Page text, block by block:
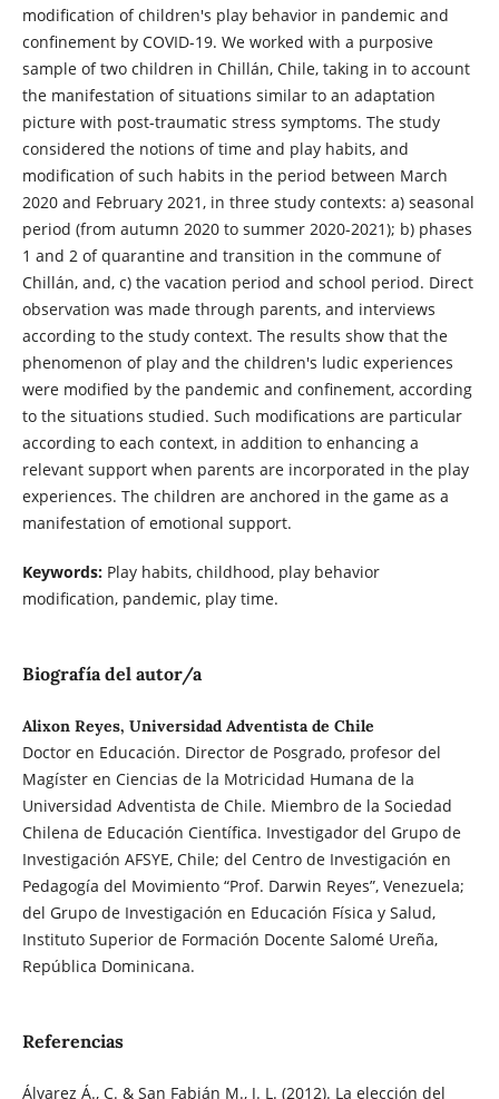
modification of children's play behavior in pandemic and
confinement by COVID-19. We worked with a purposive
sample of two children in Chillán, Chile, taking in to account
the manifestation of situations similar to an adaptation
picture with post-traumatic stress symptoms. The study
considered the notions of time and play habits, and
modification of such habits in the period between March
2020 and February 2021, in three study contexts: a) seasonal
period (from autumn 2020 to summer 2020-2021); b) phases
1 and 2 of quarantine and transition in the commune of
Chillán, and, c) the vacation period and school period. Direct
observation was made through parents, and interviews
according to the study context. The results show that the
phenomenon of play and the children's ludic experiences
were modified by the pandemic and confinement, according
to the situations studied. Such modifications are particular
according to each context, in addition to enhancing a
relevant support when parents are incorporated in the play
experiences. The children are anchored in the game as a
manifestation of emotional support.
Keywords: Play habits, childhood, play behavior
modification, pandemic, play time.
Biografía del autor/a
Alixon Reyes, Universidad Adventista de Chile
Doctor en Educación. Director de Posgrado, profesor del
Magíster en Ciencias de la Motricidad Humana de la
Universidad Adventista de Chile. Miembro de la Sociedad
Chilena de Educación Científica. Investigador del Grupo de
Investigación AFSYE, Chile; del Centro de Investigación en
Pedagogía del Movimiento “Prof. Darwin Reyes”, Venezuela;
del Grupo de Investigación en Educación Física y Salud,
Instituto Superior de Formación Docente Salomé Ureña,
República Dominicana.
Referencias
Álvarez Á., C. & San Fabián M., J. L. (2012). La elección del